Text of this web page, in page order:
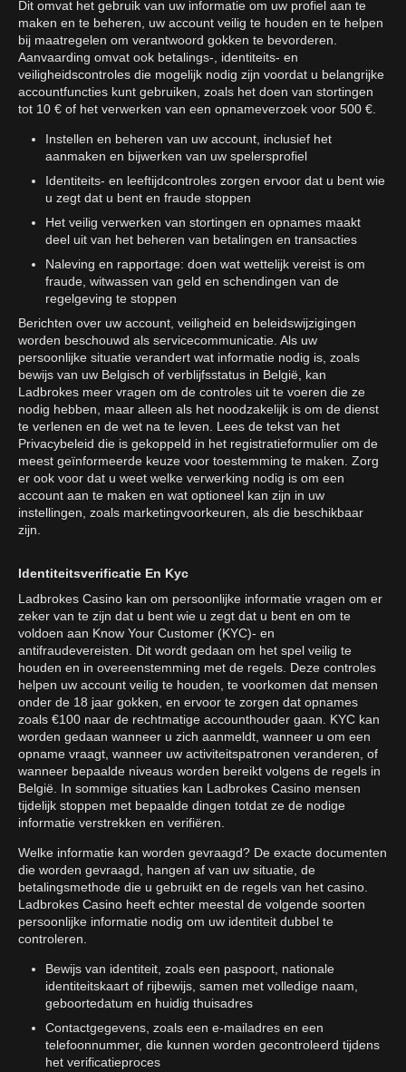
Dit omvat het gebruik van uw informatie om uw profiel aan te
maken en te beheren, uw account veilig te houden en te helpen
bij maatregelen om verantwoord gokken te bevorderen.
Aanvaarding omvat ook betalings-, identiteits- en
veiligheidscontroles die mogelijk nodig zijn voordat u belangrijke
accountfuncties kunt gebruiken, zoals het doen van stortingen
tot 10 € of het verwerken van een opnameverzoek voor 500 €.
Instellen en beheren van uw account, inclusief het
aanmaken en bijwerken van uw spelersprofiel
Identiteits- en leeftijdcontroles zorgen ervoor dat u bent wie
u zegt dat u bent en fraude stoppen
Het veilig verwerken van stortingen en opnames maakt
deel uit van het beheren van betalingen en transacties
Naleving en rapportage: doen wat wettelijk vereist is om
fraude, witwassen van geld en schendingen van de
regelgeving te stoppen
Berichten over uw account, veiligheid en beleidswijzigingen
worden beschouwd als servicecommunicatie. Als uw
persoonlijke situatie verandert wat informatie nodig is, zoals
bewijs van uw Belgisch of verblijfsstatus in België, kan
Ladbrokes meer vragen om de controles uit te voeren die ze
nodig hebben, maar alleen als het noodzakelijk is om de dienst
te verlenen en de wet na te leven. Lees de tekst van het
Privacybeleid die is gekoppeld in het registratieformulier om de
meest geïnformeerde keuze voor toestemming te maken. Zorg
er ook voor dat u weet welke verwerking nodig is om een
account aan te maken en wat optioneel kan zijn in uw
instellingen, zoals marketingvoorkeuren, als die beschikbaar
zijn.
Identiteitsverificatie En Kyc
Ladbrokes Casino kan om persoonlijke informatie vragen om er
zeker van te zijn dat u bent wie u zegt dat u bent en om te
voldoen aan Know Your Customer (KYC)- en
antifraudevereisten. Dit wordt gedaan om het spel veilig te
houden en in overeenstemming met de regels. Deze controles
helpen uw account veilig te houden, te voorkomen dat mensen
onder de 18 jaar gokken, en ervoor te zorgen dat opnames
zoals €100 naar de rechtmatige accounthouder gaan. KYC kan
worden gedaan wanneer u zich aanmeldt, wanneer u om een
opname vraagt, wanneer uw activiteitspatronen veranderen, of
wanneer bepaalde niveaus worden bereikt volgens de regels in
België. In sommige situaties kan Ladbrokes Casino mensen
tijdelijk stoppen met bepaalde dingen totdat ze de nodige
informatie verstrekken en verifiëren.
Welke informatie kan worden gevraagd? De exacte documenten
die worden gevraagd, hangen af van uw situatie, de
betalingsmethode die u gebruikt en de regels van het casino.
Ladbrokes Casino heeft echter meestal de volgende soorten
persoonlijke informatie nodig om uw identiteit dubbel te
controleren.
Bewijs van identiteit, zoals een paspoort, nationale
identiteitskaart of rijbewijs, samen met volledige naam,
geboortedatum en huidig thuisadres
Contactgegevens, zoals een e-mailadres en een
telefoonnummer, die kunnen worden gecontroleerd tijdens
het verificatieproces